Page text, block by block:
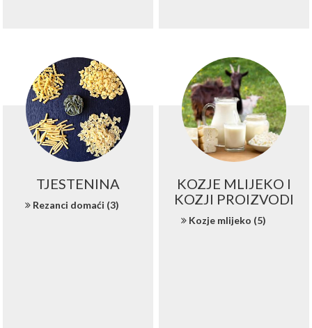
TJESTENINA
Rezanci domaći (3)
KOZJE MLIJEKO I
KOZJI PROIZVODI
Kozje mlijeko (5)